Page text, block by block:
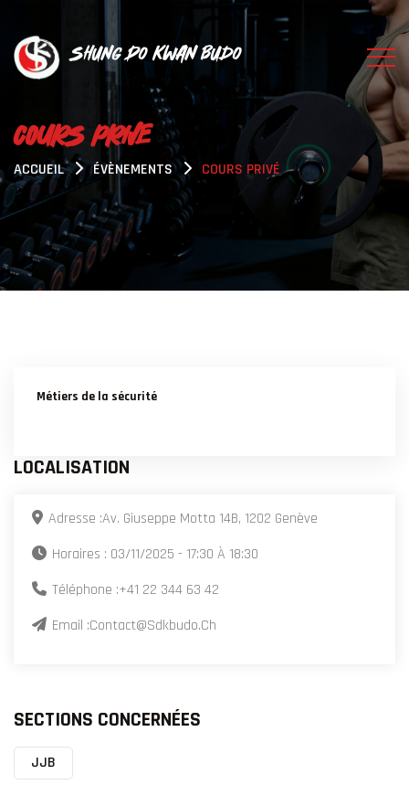
Shung Do Kwan Budo
COURS PRIVE
ACCUEIL ÉVÈNEMENTS COURS PRIVÉ
Métiers de la sécurité
LOCALISATION
Adresse :Av. Giuseppe Motta 14B, 1202 Genève
Horaires : 03/11/2025 - 17:30 À 18:30
Téléphone :+41 22 344 63 42
Email :Contact@sdkbudo.ch
SECTIONS CONCERNÉES
JJB